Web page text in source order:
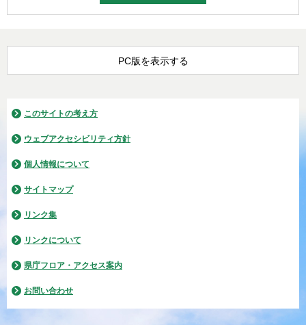
PC版を表示する
このサイトの考え方
ウェブアクセシビリティ方針
個人情報について
サイトマップ
リンク集
リンクについて
県庁フロア・アクセス案内
お問い合わせ